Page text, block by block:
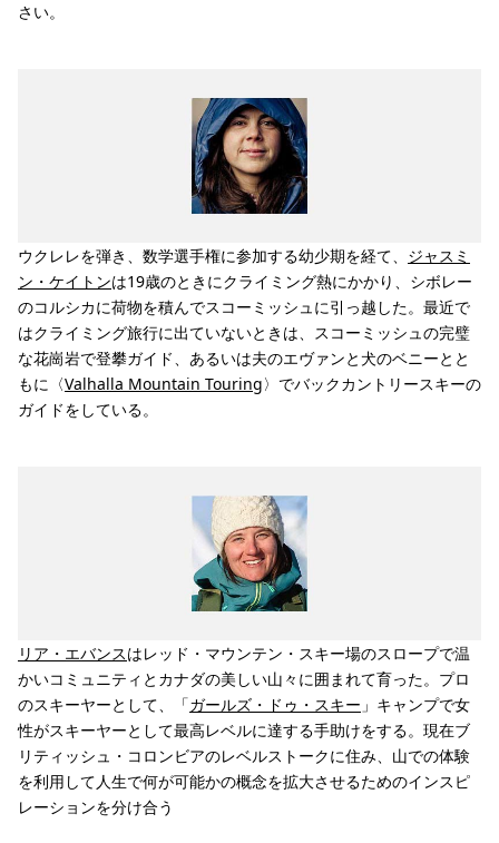
さい。
ウクレレを弾き、数学選手権に参加する幼少期を経て、 ジャスミ
ン・ケイトンは19歳のときにクライミング熱にかかり、シボレー
のコルシカに荷物を積んでスコーミッシュに引っ越した。最近で
はクライミング旅行に出ていないときは、スコーミッシュの完璧
な花崗岩で登攀ガイド、あるいは夫のエヴァンと犬のベニーとと
もに〈Valhalla Mountain Touring〉でバックカントリースキーの
ガイドをしている。
リア・エバンスはレッド・マウンテン・スキー場のスロープで温
かいコミュニティとカナダの美しい山々に囲まれて育った。プロ
のスキーヤーとして、「ガールズ・ドゥ・スキー 」キャンプで女
性がスキーヤーとして最高レベルに達する手助けをする。現在ブ
リティッシュ・コロンビアのレベルストークに住み、山での体験
を利用して人生で何が可能かの概念を拡大させるためのインスピ
レーションを分け合う